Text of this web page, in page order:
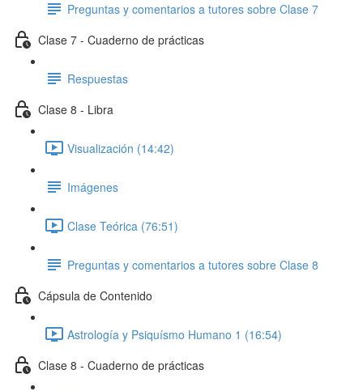
Preguntas y comentarios a tutores sobre Clase 7
Clase 7 - Cuaderno de prácticas
Respuestas
Clase 8 - Libra
Visualización (14:42)
Imágenes
Clase Teórica (76:51)
Preguntas y comentarios a tutores sobre Clase 8
Cápsula de Contenido
Astrología y Psiquísmo Humano 1 (16:54)
Clase 8 - Cuaderno de prácticas